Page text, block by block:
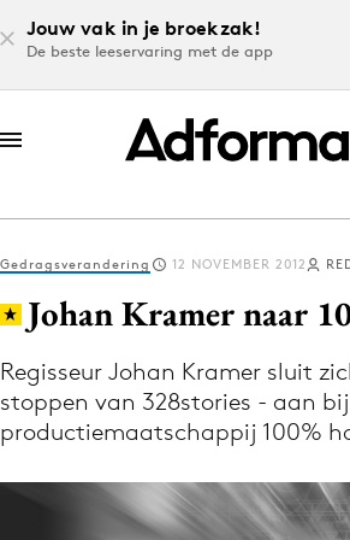
Jouw vak in je broekzak!
De beste leeservaring met de app
Log in
Download de app
Volg het laatste nieuws via
Nieuws app
Gedragsverandering 12 NOVEMBER 2012
Johan Kramer naar
Regisseur Johan Kramer sluit
stoppen van 328stories - aan bij
productiemaatschappij 100%